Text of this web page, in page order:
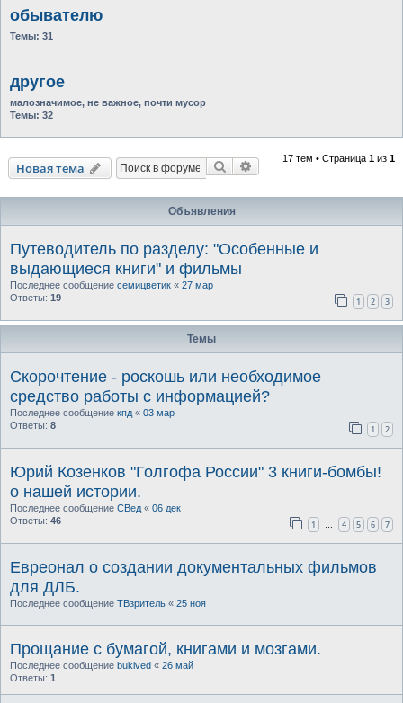
обывателю
Темы: 31
другое
малозначимое, не важное, почти мусор
Темы: 32
Новая тема Поиск Расширенный поиск
17 тем • Страница 1 из 1
Объявления
Путеводитель по разделу: "Особенные и
выдающиеся книги" и фильмы
Последнее сообщение семицветик « 27 мар
Ответы: 19 1 2 3
Темы
Скорочтение - роскошь или необходимое
средство работы с информацией?
Последнее сообщение кпд « 03 мар
Ответы: 8 1 2
Юрий Козенков "Голгофа России" 3 книги-бомбы!
о нашей истории.
Последнее сообщение СВед « 06 дек
Ответы: 46 1 4 5 6 7
Евреонал о создании документальных фильмов
для ДЛБ.
Последнее сообщение ТВзритель « 25 ноя
Прощание с бумагой, книгами и мозгами.
Последнее сообщение bukived « 26 май
Ответы: 1